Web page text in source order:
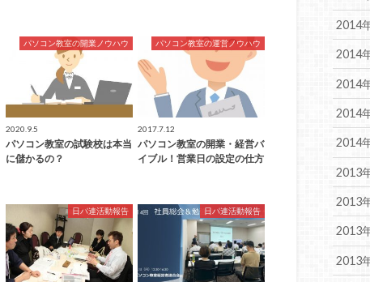
パソコン教室の開業ノウハウ
2020.9.5
パソコン教室の試験校は本当
に儲かるの？
パソコン教室の運営ノウハウ
2017.7.12
パソコン教室の開業・経営バ
イブル！営業日の設定の仕方
日パ連活動報告 日パ連活動報告
2014
2014
2014
2014
2014
2013
2013
2013
2013